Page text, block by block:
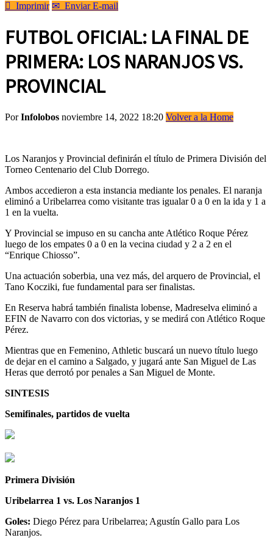
 Imprimir ✉ Enviar E-mail
FUTBOL OFICIAL: LA FINAL DE
PRIMERA: LOS NARANJOS VS.
PROVINCIAL
PorInfolobos noviembre 14, 2022 18:20 Volver a la Home
Los Naranjos y Provincial definirán el título de Primera División del
Torneo Centenario del Club Dorrego.
Ambos accedieron a esta instancia mediante los penales. El naranja
eliminó a Uribelarrea como visitante tras igualar 0 a 0 en la ida y 1 a
1 en la vuelta.
Y Provincial se impuso en su cancha ante Atlético Roque Pérez
luego de los empates 0 a 0 en la vecina ciudad y 2 a 2 en el
“Enrique Chiosso”.
Una actuación soberbia, una vez más, del arquero de Provincial, el
Tano Kocziki, fue fundamental para ser finalistas.
En Reserva habrá también finalista lobense, Madreselva eliminó a
EFIN de Navarro con dos victorias, y se medirá con Atlético Roque
Pérez.
Mientras que en Femenino, Athletic buscará un nuevo título luego
de dejar en el camino a Salgado, y jugará ante San Miguel de Las
Heras que derrotó por penales a San Miguel de Monte.
SINTESIS
Semifinales, partidos de vuelta
Primera División
Uribelarrea 1 vs. Los Naranjos 1
Goles: Diego Pérez para Uribelarrea; Agustín Gallo para Los
Naranjos.